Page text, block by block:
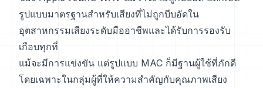
รูปแบบมาตรฐานสำหรับเสียงที่ไม่ถูกบีบอัดใน
อุตสาหกรรมเสียงระดับมืออาชีพและได้รับการรองรับ
เกือบทุกที่
แม้จะมีการแข่งขัน แต่รูปแบบ MAC ก็มีฐานผู้ใช้ที่ภักดี
โดยเฉพาะในกลุ่มผู้ที่ให้ความสำคัญกับคุณภาพเสียง